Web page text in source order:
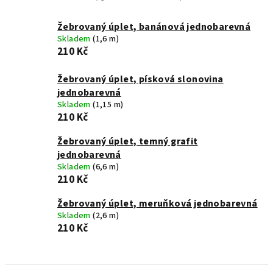
Žebrovaný úplet, banánová jednobarevná
Skladem(1,6 m)
210 Kč
Žebrovaný úplet, písková slonovina
jednobarevná
Skladem(1,15 m)
210 Kč
Žebrovaný úplet, temný grafit
jednobarevná
Skladem(6,6 m)
210 Kč
Žebrovaný úplet, meruňková jednobarevná
Skladem(2,6 m)
210 Kč